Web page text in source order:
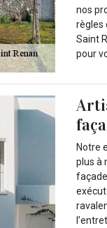
nos
règles
Saint
pour
Notre
plus à